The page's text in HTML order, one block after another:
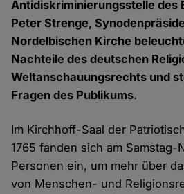
Antidiskriminierungsstelle des
Peter Strenge,
Nordelbischen Kirche
Nachteile des deutschen
Weltanschauungsrechts und
Fragen des Publikums.
Im Kirchhoff-Saal der
1765 fanden sich am Samstag-
Personen ein, um mehr über
von Menschen- und